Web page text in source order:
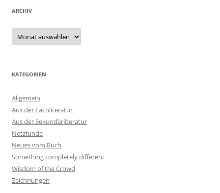
ARCHIV
Archiv
KATEGORIEN
Allgemein
Aus der Fachliteratur
Aus der Sekundärliteratur
Netzfunde
Neues vom Buch
Something completely different
Wisdom of the Crowd
Zeichnungen